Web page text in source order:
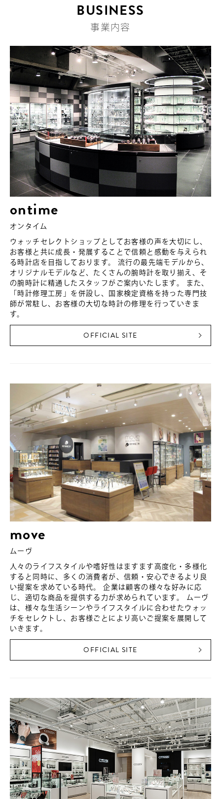
BUSINESS
事業内容
ontime
オンタイム
ウォッチセレクトショップとしてお客様の声を大切にし、
お客様と共に成長・発展することで信頼と感動を与えられ
る時計店を目指しております。 流行の最先端モデルから、
オリジナルモデルなど、たくさんの腕時計を取り揃え、そ
の腕時計に精通したスタッフがご案内いたします。 また、
「時計修理工房」を併設し、国家検定資格を持った専門技
師が常駐し、お客様の大切な時計の修理を行っていきま
す。
OFFICIAL SITE
move
ムーヴ
人々のライフスタイルや嗜好性はますます高度化・多様化
すると同時に、多くの消費者が、信頼・安心できるより良
い提案を求めている時代。 企業は顧客の様々な好みに応
じ、適切な商品を提供する力が求められています。 ムーヴ
は、様々な生活シーンやライフスタイルに合わせたウォッ
チをセレクトし、お客様ごとにより高いご提案を展開して
いきます。
OFFICIAL SITE